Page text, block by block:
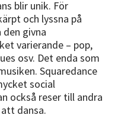
blir unik. För
och lyssna på
givna
varierande – pop,
osv. Det enda som
Squaredance
social
också reser till andra
dansa.